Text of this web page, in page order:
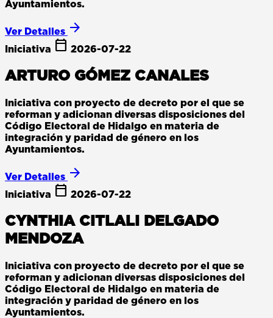
Ayuntamientos.
Ver Detalles arrow_forward
Iniciativa calendar_today 2026-07-22
ARTURO GÓMEZ CANALES
Iniciativa con proyecto de decreto por el que se
reforman y adicionan diversas disposiciones del
Código Electoral de Hidalgo en materia de
integración y paridad de género en los
Ayuntamientos.
Ver Detalles arrow_forward
Iniciativa calendar_today 2026-07-22
CYNTHIA CITLALI DELGADO
MENDOZA
Iniciativa con proyecto de decreto por el que se
reforman y adicionan diversas disposiciones del
Código Electoral de Hidalgo en materia de
integración y paridad de género en los
Ayuntamientos.